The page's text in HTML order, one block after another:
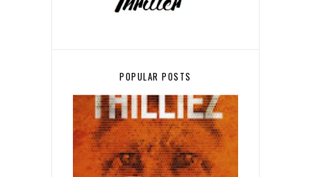
POPULAR POSTS